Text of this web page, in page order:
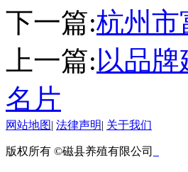
下一篇:杭州市
上一篇:以品
名片
网站地图| 法律声明| 关于我们
版权所有 ©磁县养殖有限公司